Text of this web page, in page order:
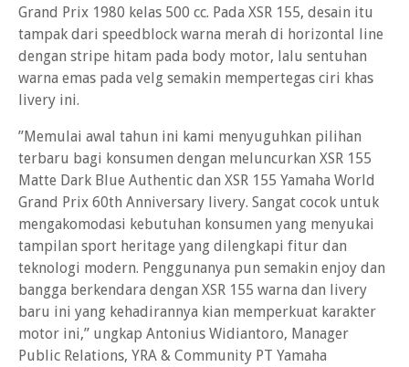
Grand Prix 1980 kelas 500 cc. Pada XSR 155, desain itu
tampak dari speedblock warna merah di horizontal line
dengan stripe hitam pada body motor, lalu sentuhan
warna emas pada velg semakin mempertegas ciri khas
livery ini.
”Memulai awal tahun ini kami menyuguhkan pilihan
terbaru bagi konsumen dengan meluncurkan XSR 155
Matte Dark Blue Authentic dan XSR 155 Yamaha World
Grand Prix 60th Anniversary livery. Sangat cocok untuk
mengakomodasi kebutuhan konsumen yang menyukai
tampilan sport heritage yang dilengkapi fitur dan
teknologi modern. Penggunanya pun semakin enjoy dan
bangga berkendara dengan XSR 155 warna dan livery
baru ini yang kehadirannya kian memperkuat karakter
motor ini,” ungkap Antonius Widiantoro, Manager
Public Relations, YRA & Community PT Yamaha